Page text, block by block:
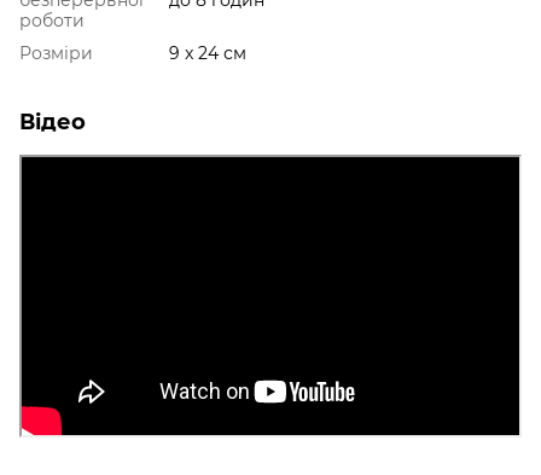
роботи
Розміри 9 x 24 см
Відео